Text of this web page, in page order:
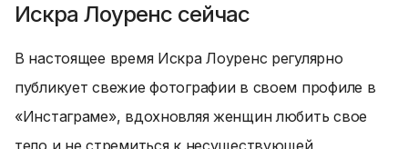
Искра Лоуренс сейчас
В настоящее время Искра Лоуренс регулярно
публикует свежие фотографии в своем профиле в
«Инстаграме», вдохновляя женщин любить свое
тело и не стремиться к несуществующей